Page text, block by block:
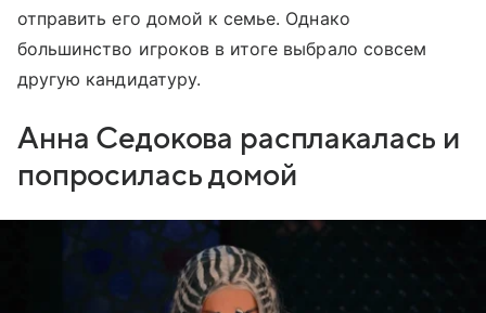
отправить его домой к семье. Однако
большинство игроков в итоге выбрало совсем
другую кандидатуру.
Анна Седокова расплакалась и
попросилась домой